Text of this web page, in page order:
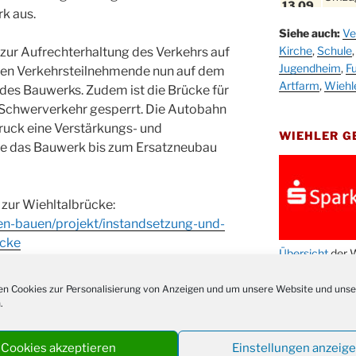
Cookies zur Personalisierung von Anzeigen und um unsere Website und
Cookies akzeptieren Einstellungen
aus.
Aufrechterhaltung des Verkehrs auf
Verkehrsteilnehmende nun auf dem
Bauwerks. Zudem ist die Brücke für
gesperrt. Die Autobahn
eine Verstärkungs- und
das Bauwerk bis zum Ersatzneubau
Wiehltalbrücke:
bauen/projekt/instandsetzung-und-
13.09.
19.09.
25. u.
26.09.
10-12
Siehe auch:
Kirche,Schule,
Jugendheim,
Artfarm,
WIEHLER
Übersichtder
Nachrichten